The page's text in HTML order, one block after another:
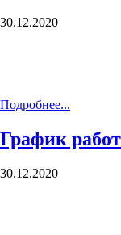
30.12.2020
Подробнее...
График
30.12.2020